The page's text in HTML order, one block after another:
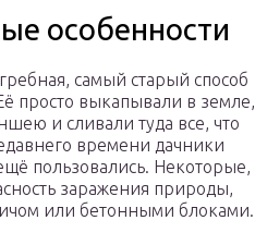
особенности
самый старый способ
просто выкапывали в земле,
и сливали туда все, что
времени дачники
пользовались. Некоторые,
заражения природы,
или бетонными блоками.